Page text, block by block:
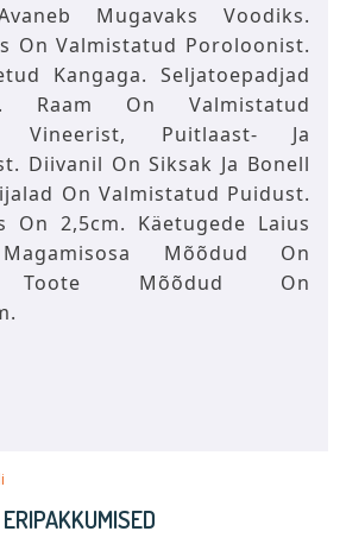
Mugavaks Voodiks.
On Valmistatud Poroloonist.
Kangaga. Seljatoepadjad
Raam On Valmistatud
Vineerist, Puitlaast- Ja
Diivanil On Siksak Ja Bonell
On Valmistatud Puidust.
On 2,5cm. Käetugede Laius
Mõõdud On
Toote Mõõdud On
ERIPAKKUMISED